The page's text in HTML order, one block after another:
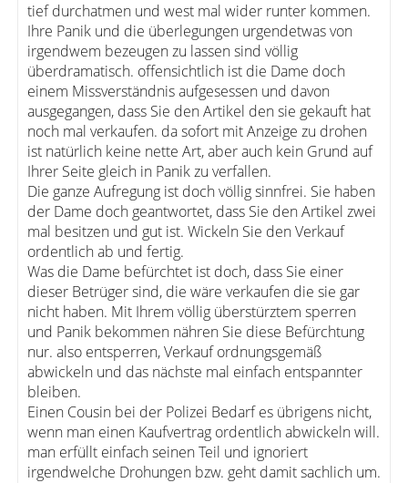
tief durchatmen und west mal wider runter kommen.
Ihre Panik und die überlegungen urgendetwas von
irgendwem bezeugen zu lassen sind völlig
überdramatisch. offensichtlich ist die Dame doch
einem Missverständnis aufgesessen und davon
ausgegangen, dass Sie den Artikel den sie gekauft hat
noch mal verkaufen. da sofort mit Anzeige zu drohen
ist natürlich keine nette Art, aber auch kein Grund auf
Ihrer Seite gleich in Panik zu verfallen.
Die ganze Aufregung ist doch völlig sinnfrei. Sie haben
der Dame doch geantwortet, dass Sie den Artikel zwei
mal besitzen und gut ist. Wickeln Sie den Verkauf
ordentlich ab und fertig.
Was die Dame befürchtet ist doch, dass Sie einer
dieser Betrüger sind, die wäre verkaufen die sie gar
nicht haben. Mit Ihrem völlig überstürztem sperren
und Panik bekommen nähren Sie diese Befürchtung
nur. also entsperren, Verkauf ordnungsgemäß
abwickeln und das nächste mal einfach entspannter
bleiben.
Einen Cousin bei der Polizei Bedarf es übrigens nicht,
wenn man einen Kaufvertrag ordentlich abwickeln will.
man erfüllt einfach seinen Teil und ignoriert
irgendwelche Drohungen bzw. geht damit sachlich um.